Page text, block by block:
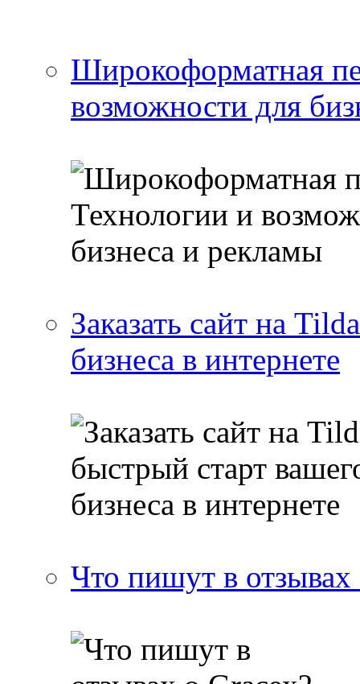
Широкоформатная
возможности для
Заказать сайт на
бизнеса в интернете
Что пишут в отзывах